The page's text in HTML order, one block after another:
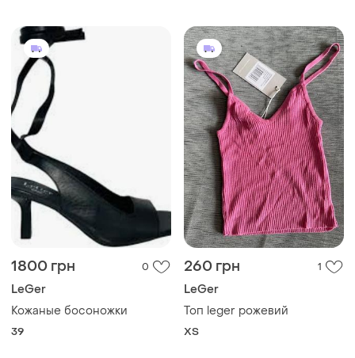
1800 грн 0
LeGer
Кожаные босоножки
39
260 грн 1
LeGer
Топ leger рожевий
ХS